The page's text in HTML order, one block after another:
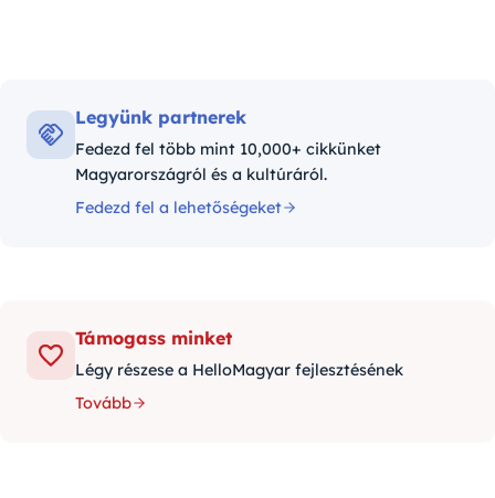
Legyünk partnerek
Fedezd fel több mint 10,000+ cikkünket
Magyarországról és a kultúráról.
Fedezd fel a lehetőségeket
Támogass minket
Légy részese a HelloMagyar fejlesztésének
Tovább